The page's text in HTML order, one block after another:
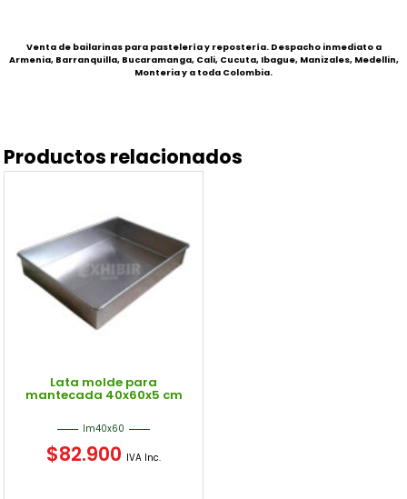
Venta de bailarinas para pastelería y repostería. Despacho inmediato a
Armenia, Barranquilla, Bucaramanga, Cali, Cucuta, Ibague, Manizales, Medellin,
Monteria y a toda Colombia.
Productos relacionados
Lata molde para
mantecada 40x60x5 cm
lm40x60
$82.900 IVA Inc.